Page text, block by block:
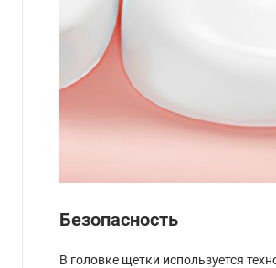
Безопасность
В головке щетки используется